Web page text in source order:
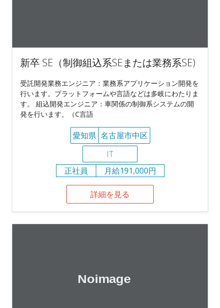
新卒 SE（制御組込系SEまたは業務系SE)
受託開発業務エンジニア：業務系アプリケーション開発を
行います。プラットフォームや言語などは多岐にわたりま
す。 組込開発エンジニア：車関係の制御系システムの開
発を行います。（C言語
愛知県 名古屋市中区
IT
正社員
月給191,000円
詳細を見る